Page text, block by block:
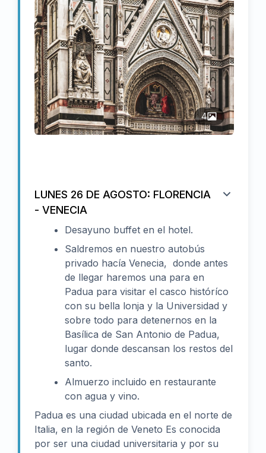
4
LUNES 26 DE AGOSTO: FLORENCIA
- VENECIA
Desayuno buffet en el hotel.
Saldremos en nuestro autobús
privado hacía Venecia, donde antes
de llegar haremos una para en
Padua para visitar el casco históríco
con su bella lonja y la Universidad y
sobre todo para detenernos en la
Basílica de San Antonio de Padua,
lugar donde descansan los restos del
santo.
Almuerzo incluido en restaurante
con agua y vino.
Padua es una ciudad ubicada en el norte de
Italia, en la región de Veneto Es conocida
por ser una ciudad universitaria y por su